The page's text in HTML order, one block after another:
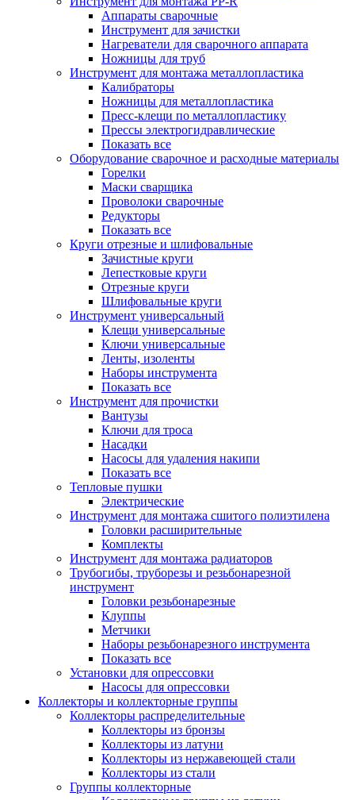
Аппараты сварочные
Инструмент для зачистки
Нагреватели для сварочного аппарата
Ножницы для труб
Инструмент для монтажа металлопластика
Калибраторы
Ножницы для металлопластика
Пресс-клещи по металлопластику
Прессы электрогидравлические
Показать все
Оборудование сварочное и расходные материалы
Горелки
Маски сварщика
Проволоки сварочные
Редукторы
Показать все
Круги отрезные и шлифовальные
Зачистные круги
Лепестковые круги
Отрезные круги
Шлифовальные круги
Инструмент универсальный
Клещи универсальные
Ключи универсальные
Ленты, изоленты
Наборы инструмента
Показать все
Инструмент для прочистки
Вантузы
Ключи для троса
Насадки
Насосы для удаления накипи
Показать все
Тепловые пушки
Электрические
Инструмент для монтажа сшитого полиэтилена
Головки расширительные
Комплекты
Инструмент для монтажа радиаторов
Трубогибы, труборезы и резьбонарезной
инструмент
Головки резьбонарезные
Клуппы
Метчики
Наборы резьбонарезного инструмента
Показать все
Установки для опрессовки
Насосы для опрессовки
Коллекторы и коллекторные группы
Коллекторы распределительные
Коллекторы из бронзы
Коллекторы из латуни
Коллекторы из нержавеющей стали
Коллекторы из стали
Группы коллекторные